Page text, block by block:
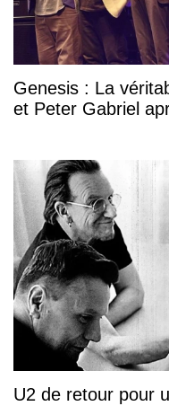
Genesis : La
et Peter Gabriel
U2 de retour pour